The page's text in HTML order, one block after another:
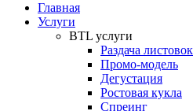
Главная
Услуги
BTL услуги
Раздача листовок
Промо-модель
Дегустация
Ростовая кукла
Спреинг